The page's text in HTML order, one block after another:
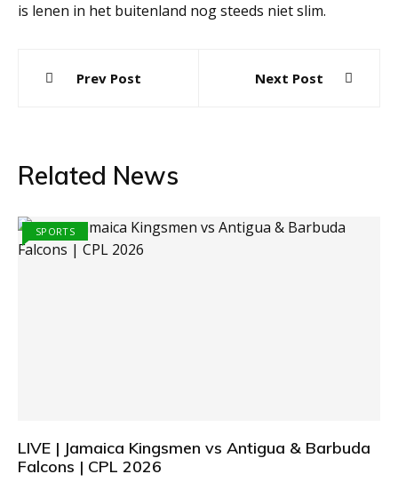
is lenen in het buitenland nog steeds niet slim.
navigation
Prev Post Next Post
Related News
SPORTS
LIVE | Jamaica Kingsmen vs Antigua & Barbuda
Falcons | CPL 2026